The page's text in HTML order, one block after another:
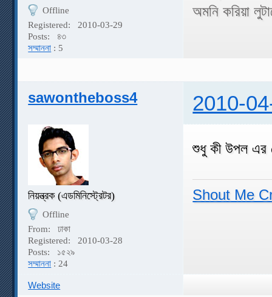
Offline
Registered:
2010-03-29
Posts:
৪৩
সম্মাননা : 5
অমনি করিয়া
sawontheboss4 2010-
নিয়ন্ত্রক (এডমিনিস্ট্রেটর)
Offline
From:
ঢাকা
Registered:
2010-03-28
Posts:
১৫২৯
সম্মাননা : 24
শুধু কী উপল এর
Shout Me
Website